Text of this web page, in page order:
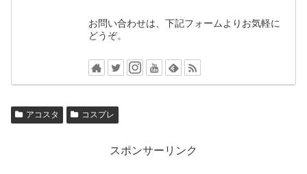
お問い合わせは、下記フォームよりお気軽に
どうぞ。
アコスタ コスプレ
スポンサーリンク